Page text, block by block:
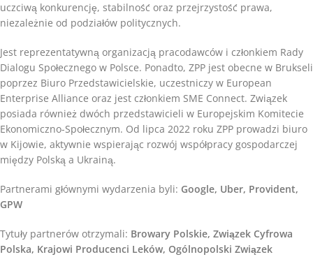
uczciwą konkurencję, stabilność oraz przejrzystość prawa,
niezależnie od podziałów politycznych.
Jest reprezentatywną organizacją pracodawców i członkiem Rady
Dialogu Społecznego w Polsce. Ponadto, ZPP jest obecne w Brukseli
poprzez Biuro Przedstawicielskie, uczestniczy w European
Enterprise Alliance oraz jest członkiem SME Connect. Związek
posiada również dwóch przedstawicieli w Europejskim Komitecie
Ekonomiczno-Społecznym. Od lipca 2022 roku ZPP prowadzi biuro
w Kijowie, aktywnie wspierając rozwój współpracy gospodarczej
między Polską a Ukrainą.
Partnerami głównymi wydarzenia byli: Google, Uber, Provident,
GPW
Tytuły partnerów otrzymali: Browary Polskie, Związek Cyfrowa
Polska, Krajowi Producenci Leków, Ogólnopolski Związek